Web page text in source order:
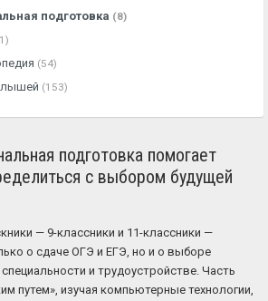
подготовка (8)
(54)
(153)
подготовка помогает
с выбором будущей
— 9-классники и 11-классники —
о сдаче ОГЭ и ЕГЭ, но и о выборе
и трудоустройстве. Часть
путем», изучая компьютерные технологии,